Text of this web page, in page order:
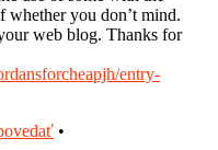
whether you don’t mind.
web blog. Thanks for
entry-
•